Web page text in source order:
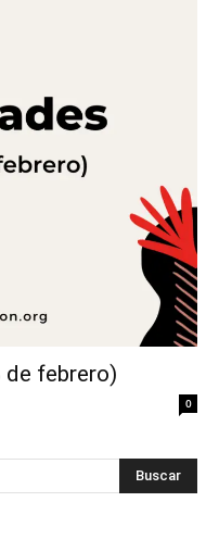
febrero)
0